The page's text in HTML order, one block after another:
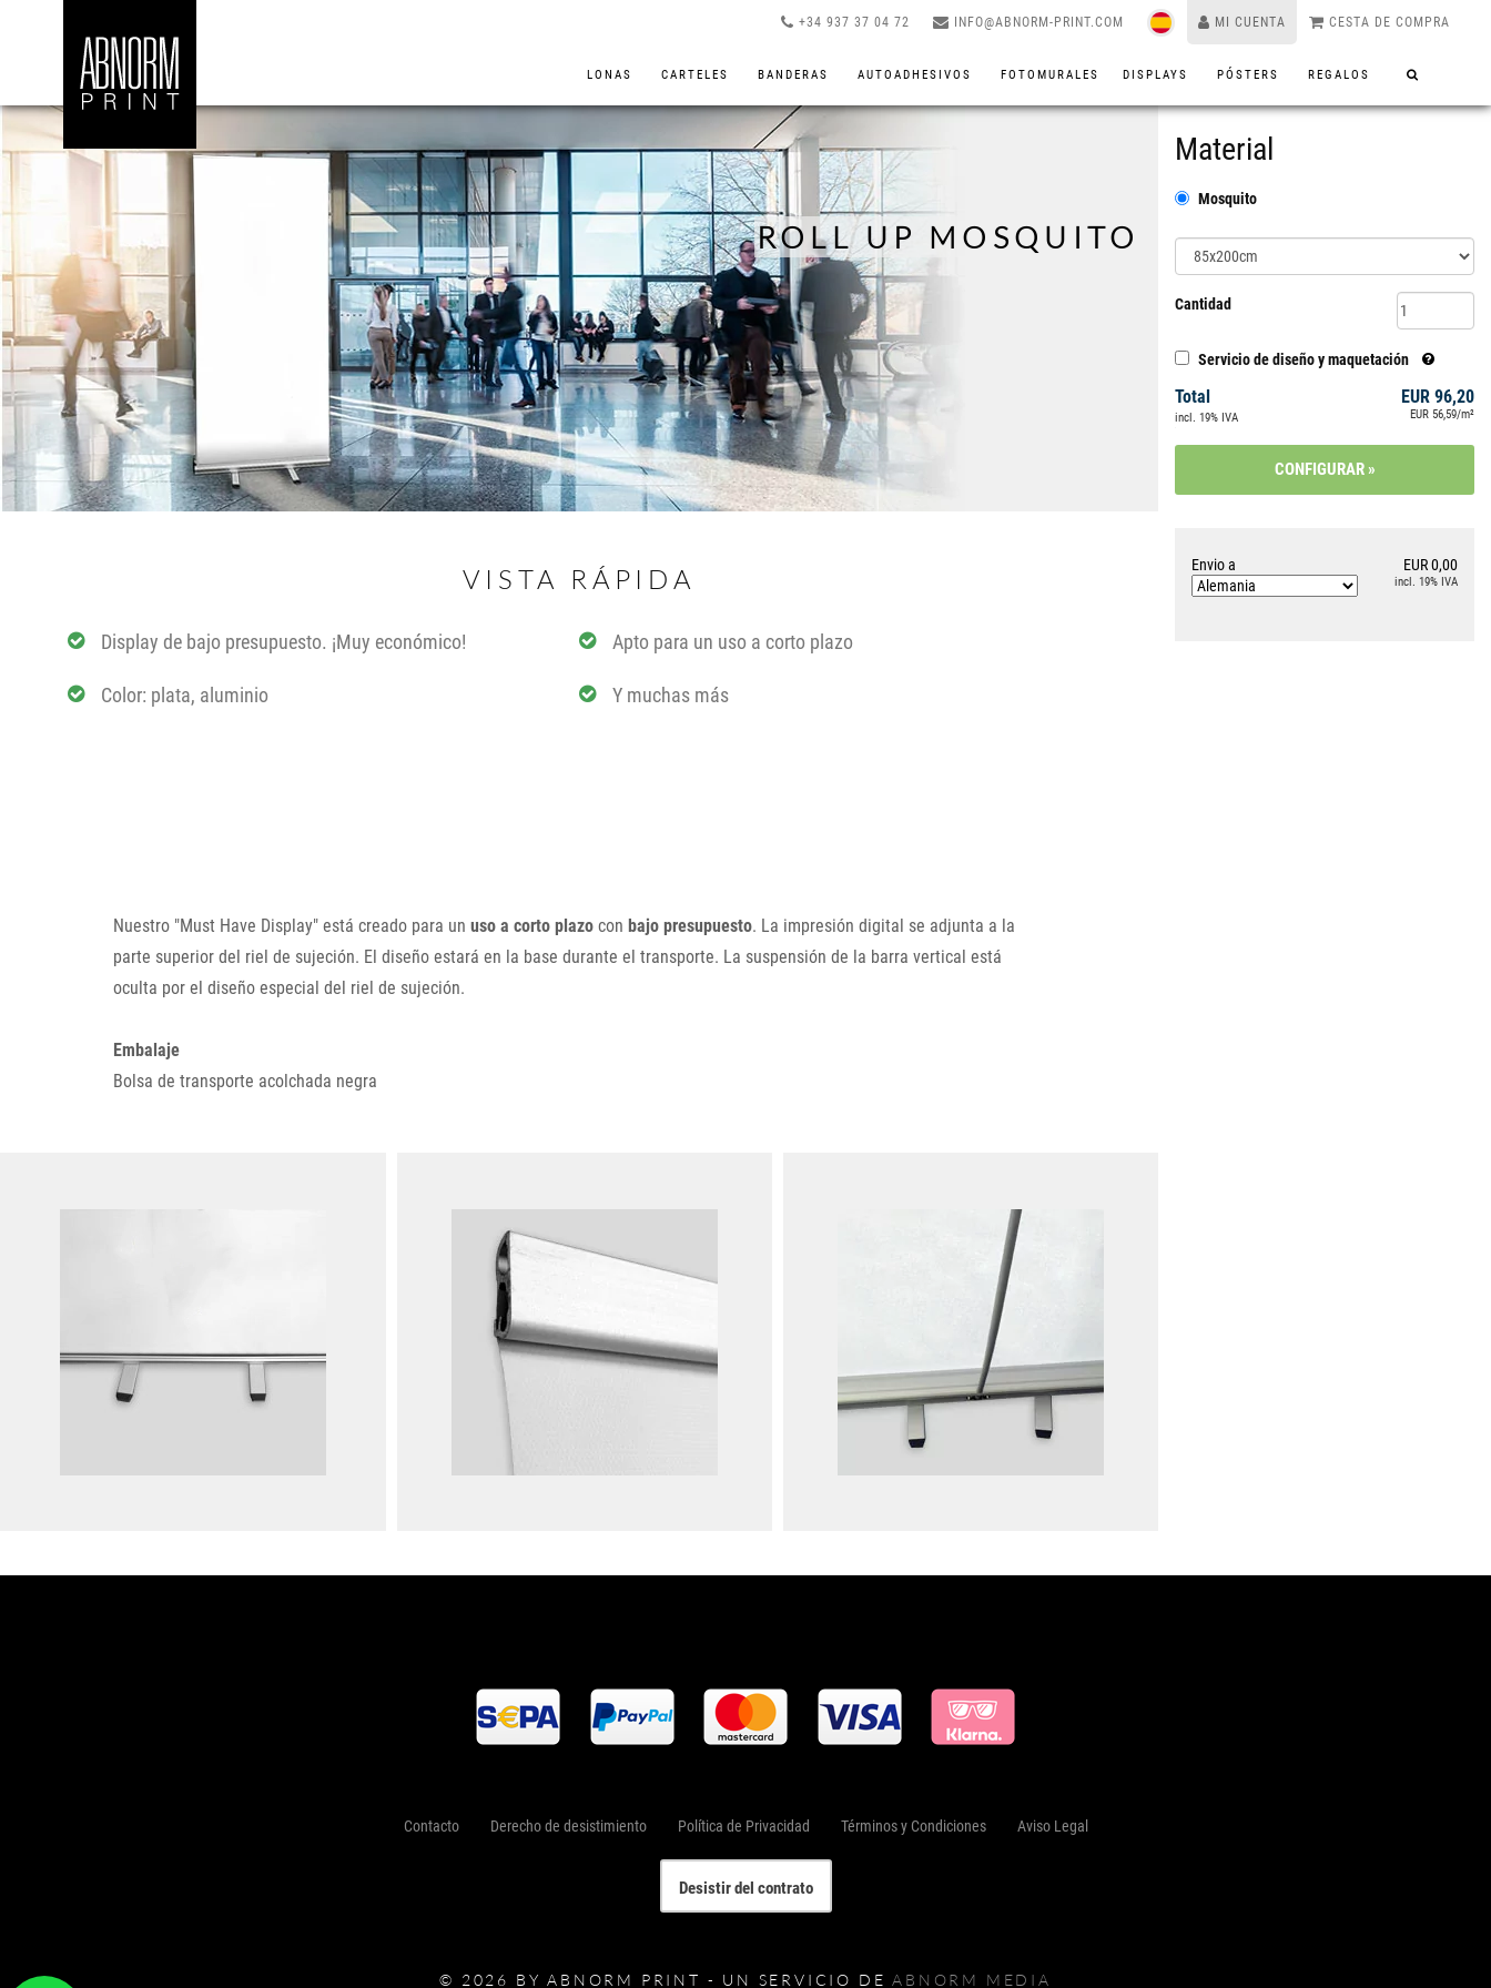
+34 937 37 04 72 INFO@ABNORM-PRINT.COM MI CUENTA CESTA DE COMPRA
LONAS CARTELES BANDERAS AUTOADHESIVOS FOTOMURALES DISPLAYS PÓSTERS REGALOS
ROLL UP MOSQUITO
VISTA RÁPIDA
Display de bajo presupuesto. ¡Muy económico! Apto para un uso a corto plazo
Color: plata, aluminio Y muchas más
Nuestro "Must Have Display" está creado para un uso a corto plazo con bajo presupuesto. La impresión digital se adjunta a la
parte superior del riel de sujeción. El diseño estará en la base durante el transporte. La suspensión de la barra vertical está
oculta por el diseño especial del riel de sujeción.
Embalaje
Bolsa de transporte acolchada negra
Material
Mosquito
Cantidad
Servicio de diseño y maquetación
Total
incl. 19% IVA
EUR 96,20
EUR 56,59/m²
Envio a EUR 0,00
incl. 19% IVA
Contacto Derecho de desistimiento Política de Privacidad Términos y Condiciones Aviso Legal
Desistir del contrato
© 2026 BY ABNORM PRINT - UN SERVICIO DEABNORM MEDIA